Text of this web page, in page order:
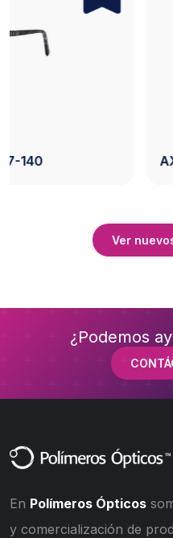
AXESS 2742 BLACK
Ver
¿Podemos
En Polímeros Ópticos
y comercialización de